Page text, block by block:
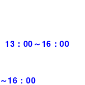
13 ： 00～16 ：00
～16 ：00